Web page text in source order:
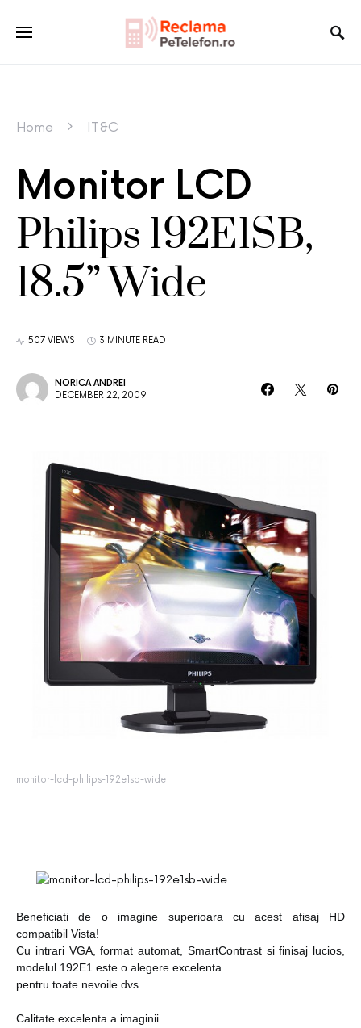
Home IT&C
monitor-lcd-philips-192e1sb-wide
Monitor LCD
Philips 192E1SB,
18.5” Wide
507 VIEWS 3 MINUTE READ
NORICA ANDREI
DECEMBER 22, 2009
Beneficiati de o imagine superioara cu acest afisaj HD
compatibil Vista!
Cu intrari VGA, format automat, SmartContrast si finisaj lucios,
modelul 192E1 este o alegere excelenta
pentru toate nevoile dvs.
Calitate excelenta a imaginii